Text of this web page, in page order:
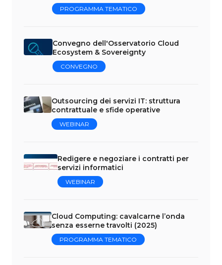
PROGRAMMA TEMATICO
Convegno dell'Osservatorio Cloud
Ecosystem & Sovereignty
CONVEGNO
Outsourcing dei servizi IT: struttura
contrattuale e sfide operative
WEBINAR
Redigere e negoziare i contratti per
servizi informatici
WEBINAR
Cloud Computing: cavalcarne l’onda
senza esserne travolti (2025)
PROGRAMMA TEMATICO